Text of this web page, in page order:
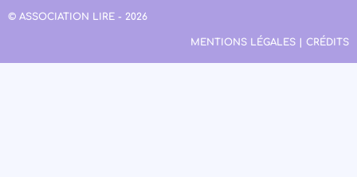
© ASSOCIATION LIRE - 2026
MENTIONS LÉGALES | CRÉDITS